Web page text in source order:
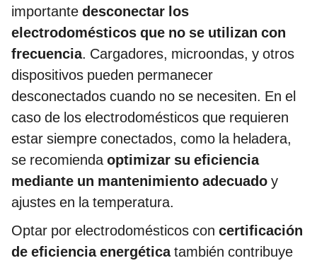
importante desconectar los
electrodomésticos que no se utilizan con
frecuencia. Cargadores, microondas, y otros
dispositivos pueden permanecer
desconectados cuando no se necesiten. En el
caso de los electrodomésticos que requieren
estar siempre conectados, como la heladera,
se recomienda optimizar su eficiencia
mediante un mantenimiento adecuado y
ajustes en la temperatura.
Optar por electrodomésticos con certificación
de eficiencia energéticatambién contribuye